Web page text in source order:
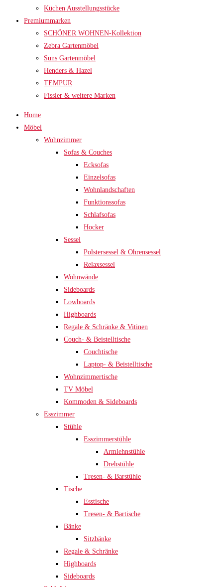
Küchen Ausstellungsstücke
Premiummarken
SCHÖNER WOHNEN-Kollektion
Zebra Gartenmöbel
Suns Gartenmöbel
Henders & Hazel
TEMPUR
Fissler & weitere Marken
Home
Möbel
Wohnzimmer
Sofas & Couches
Ecksofas
Einzelsofas
Wohnlandschaften
Funktionssofas
Schlafsofas
Hocker
Sessel
Polstersessel & Ohrensessel
Relaxsessel
Wohnwände
Sideboards
Lowboards
Highboards
Regale & Schränke & Vitinen
Couch- & Beistelltische
Couchtische
Laptop- & Beistelltische
Wohnzimmertische
TV Möbel
Kommoden & Sideboards
Esszimmer
Stühle
Esszimmerstühle
Armlehnstühle
Drehstühle
Tresen- & Barstühle
Tische
Esstische
Tresen- & Bartische
Bänke
Sitzbänke
Regale & Schränke
Highboards
Sideboards